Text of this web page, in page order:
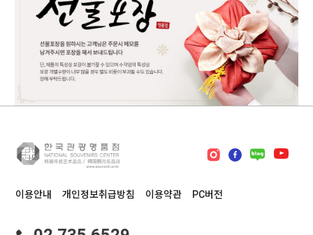
이용안내 개인정보취급방침 이용약관 PC버전